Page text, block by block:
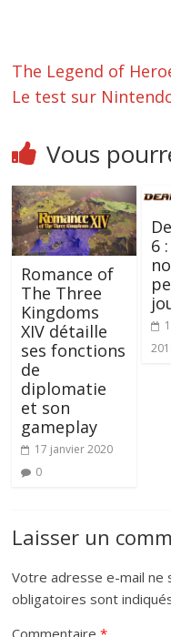
The Legend of
Le test sur
Vous
Romance of
The Three
Kingdoms
XIV détaille
ses fonctions
de
diplomatie
et son
gameplay
17 janvier 2020
0
6
Laisser un
Votre adresse e-mail ne
obligatoires sont